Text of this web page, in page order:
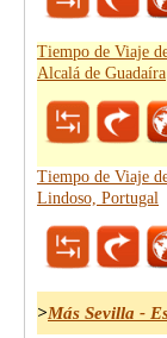
Tiempo de Viaje
Alcalá de Guadaíra
Tiempo de Viaje
Lindoso, Portugal
>Más Sevilla -